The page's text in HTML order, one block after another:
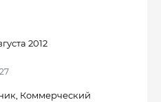
2012
, Коммерческий